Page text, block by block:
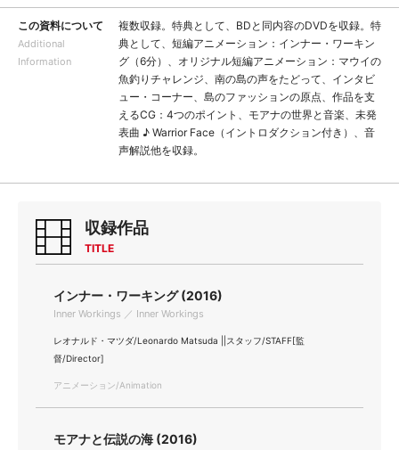
この資料について
Additional
Information
複数収録。特典として、BDと同内容のDVDを収録。特
典として、短編アニメーション：インナー・ワーキン
グ（6分）、オリジナル短編アニメーション：マウイの
魚釣りチャレンジ、南の島の声をたどって、インタビ
ュー・コーナー、島のファッションの原点、作品を支
えるCG：4つのポイント、モアナの世界と音楽、未発
表曲 ♪ Warrior Face（イントロダクション付き）、音
声解説他を収録。
収録作品
TITLE
インナー・ワーキング (2016)
Inner Workings ／ Inner Workings
レオナルド・マツダ/Leonardo Matsuda ||スタッフ/STAFF[監
督/Director]
アニメーション/Animation
モアナと伝説の海 (2016)